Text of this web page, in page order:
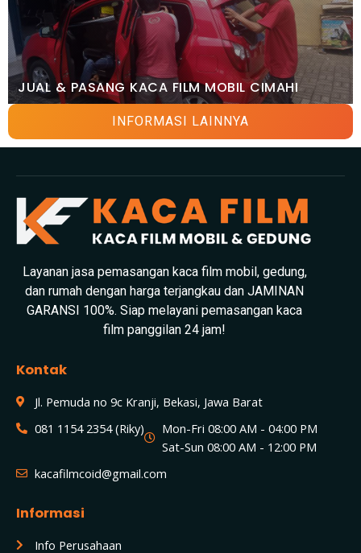
JUAL & PASANG KACA FILM MOBIL CIMAHI
INFORMASI LAINNYA
Layanan jasa pemasangan kaca film mobil, gedung,
dan rumah dengan harga terjangkau dan JAMINAN
GARANSI 100%. Siap melayani pemasangan kaca
film panggilan 24 jam!
Kontak
Jl. Pemuda no 9c Kranji, Bekasi, Jawa Barat
081 1154 2354 (Riky)
Mon-Fri 08:00 AM - 04:00 PM
Sat-Sun 08:00 AM - 12:00 PM
kacafilmcoid@gmail.com
Informasi
Info Perusahaan